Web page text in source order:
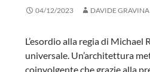
04/12/2023 DAVIDE GRAVINA
L’esordio alla regia di
universale. Un’architettura
coinvolgente che grazie alla